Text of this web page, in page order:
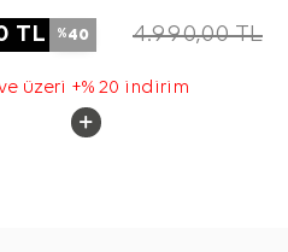
TL %40 4.990,00TL
üzeri +% 20 indirim